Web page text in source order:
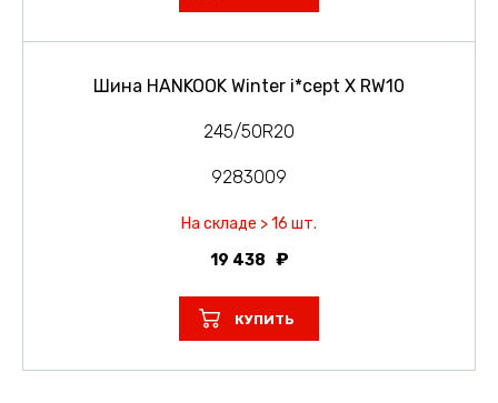
Шина HANKOOK Winter i*cept X RW10
245/50R20
9283009
На складе > 16 шт.
19 438
КУПИТЬ